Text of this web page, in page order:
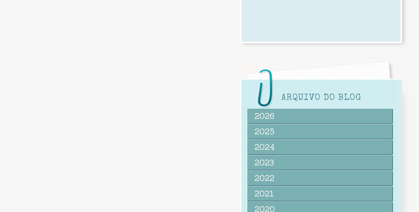
ARQUIVO DO BLOG
2026
2025
2024
2023
2022
2021
2020